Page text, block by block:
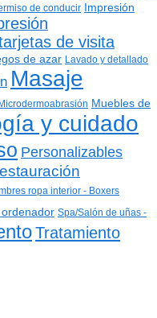
de conducir
Impresión
de visita
de azar Lavado y detallado
Masaje
Microdermoabrasión Muebles de
y cuidado
Personalizables
ropa interior - Boxers
Spa/Salón de uñas -
Tratamiento